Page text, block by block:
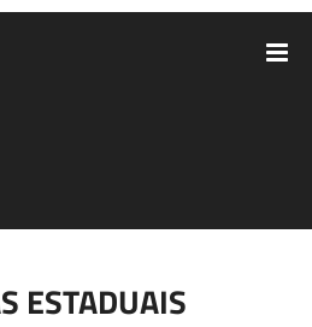
ESTADUAIS